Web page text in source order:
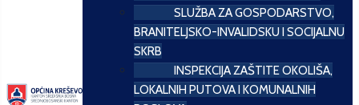
SLUŽBA ZA GOSPODARSTVO,
BRANITELJSKO-INVALIDSKU I SOCIJALNU
SKRB
INSPEKCIJA ZAŠTITE OKOLIŠA,
LOKALNIH PUTOVA I KOMUNALNIH